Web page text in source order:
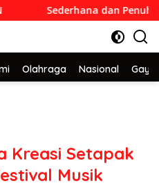
Sederhana dan Penuh
Olahraga Nasional Gaya
Kreasi Setapak
Musik